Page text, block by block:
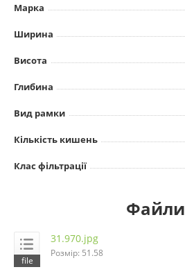
Марка
Ширина
Висота
Глибина
Вид рамки
Кількість кишень
Клас фільтрації
Файли
31.970.jpg
Розмір: 51.58